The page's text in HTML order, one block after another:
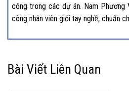
công trong các dự án. Nam
công nhân viên giỏi tay nghề, chuẩn
Bài Viết Liên Quan